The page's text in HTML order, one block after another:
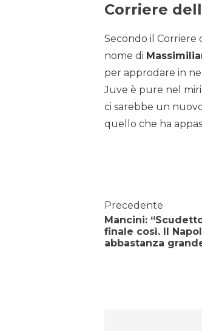
Corriere
Secondo il Corriere
nome di
per approdare in
Juve è pure nel
ci sarebbe un
quello che ha
Precedente
Mancini:
finale così. Il
abbastanza